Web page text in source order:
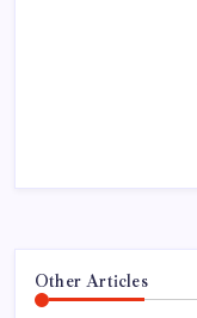
Other Articles